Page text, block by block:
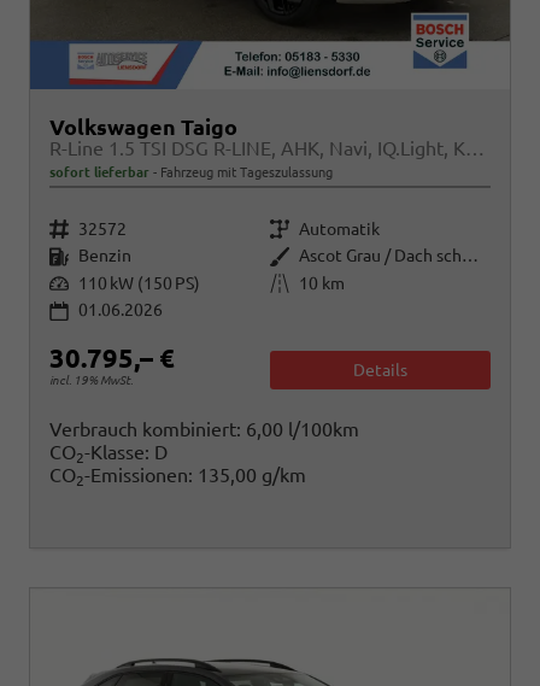
Volkswagen Taigo
R-Line 1.5 TSI DSG R-LINE, AHK, Navi, IQ.Light, Kamera, ACC, Winter
sofort lieferbar Fahrzeug mit Tageszulassung
Fahrzeugnr. 32572 Getriebe Automatik
Kraftstoff Benzin Außenfarbe
Ascot Grau / Dach schwarz
Leistung 110 kW (150 PS) Kilometerstand
10 km
01.06.2026
30.795,– €
incl. 19% MwSt.
Details
Verbrauch kombiniert: 6,00 l/100km
CO2-Klasse: D
CO2-Emissionen: 135,00 g/km